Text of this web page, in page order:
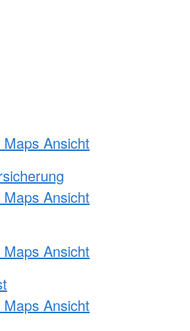
Ansicht
Ansicht
Ansicht
Ansicht